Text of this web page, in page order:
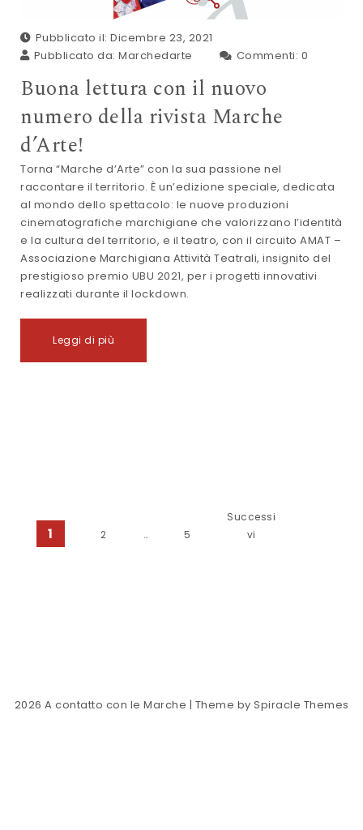
Pubblicato il: Dicembre 23, 2021
Pubblicato da: Marchedarte Commenti: 0
Buona lettura con il nuovo
numero della rivista Marche
d’Arte!
Torna “Marche d’Arte” con la sua passione nel
raccontare il territorio. È un’edizione speciale, dedicata
al mondo dello spettacolo: le nuove produzioni
cinematografiche marchigiane che valorizzano l’identità
e la cultura del territorio, e il teatro, con il circuito AMAT –
Associazione Marchigiana Attività Teatrali, insignito del
prestigioso premio UBU 2021, per i progetti innovativi
realizzati durante il lockdown.
Leggi di più
Paginazione degli articoli
1 2 … 5
Successi
vi
2026 A contatto con le Marche | Theme by Spiracle Themes